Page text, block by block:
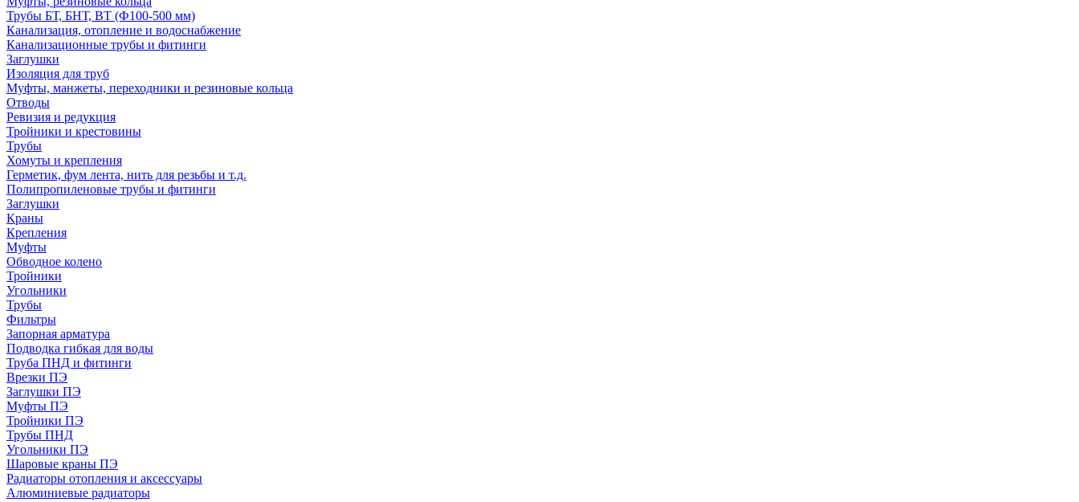
Трубы БТ, БНТ, ВТ (Ф100-500 мм)
Канализация, отопление и водоснабжение
Канализационные трубы и фитинги
Заглушки
Изоляция для труб
Муфты, манжеты, переходники и резиновые кольца
Отводы
Ревизия и редукция
Тройники и крестовины
Трубы
Хомуты и крепления
Герметик, фум лента, нить для резьбы и т.д.
Полипропиленовые трубы и фитинги
Заглушки
Краны
Крепления
Муфты
Обводное колено
Тройники
Угольники
Трубы
Фильтры
Запорная арматура
Подводка гибкая для воды
Труба ПНД и фитинги
Врезки ПЭ
Заглушки ПЭ
Муфты ПЭ
Тройники ПЭ
Трубы ПНД
Угольники ПЭ
Шаровые краны ПЭ
Радиаторы отопления и аксессуары
Алюминиевые радиаторы